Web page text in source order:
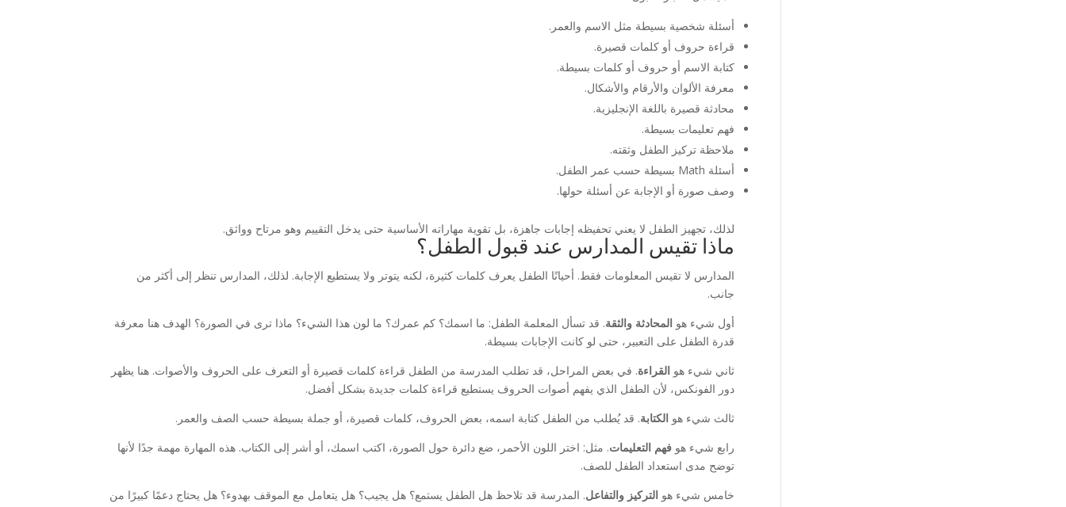
أسئلة شخصية بسيطة مثل الاسم والعمر.
قراءة حروف أو كلمات قصيرة.
كتابة الاسم أو حروف أو كلمات بسيطة.
معرفة الألوان والأرقام والأشكال.
محادثة قصيرة باللغة الإنجليزية.
فهم تعليمات بسيطة.
ملاحظة تركيز الطفل وثقته.
أسئلة Math بسيطة حسب عمر الطفل.
وصف صورة أو الإجابة عن أسئلة حولها.
لذلك، تجهيز الطفل لا يعني تحفيظه إجابات جاهزة، بل تقوية مهاراته الأساسية حتى يدخل التقييم وهو مرتاح وواثق.
ماذا تقيس المدارس عند قبول الطفل؟
المدارس لا تقيس المعلومات فقط. أحيانًا الطفل يعرف كلمات كثيرة، لكنه يتوتر ولا يستطيع الإجابة. لذلك، المدارس تنظر إلى أكثر من
جانب.
أول شيء هو المحادثة والثقة. قد تسأل المعلمة الطفل: ما اسمك؟ كم عمرك؟ ما لون هذا الشيء؟ ماذا ترى في الصورة؟ الهدف هنا معرفة
قدرة الطفل على التعبير، حتى لو كانت الإجابات بسيطة.
ثاني شيء هو القراءة. في بعض المراحل، قد تطلب المدرسة من الطفل قراءة كلمات قصيرة أو التعرف على الحروف والأصوات. هنا يظهر
دور الفونكس، لأن الطفل الذي يفهم أصوات الحروف يستطيع قراءة كلمات جديدة بشكل أفضل.
ثالث شيء هو الكتابة. قد يُطلب من الطفل كتابة اسمه، بعض الحروف، كلمات قصيرة، أو جملة بسيطة حسب الصف والعمر.
رابع شيء هو فهم التعليمات. مثل: اختر اللون الأحمر، ضع دائرة حول الصورة، اكتب اسمك، أو أشر إلى الكتاب. هذه المهارة مهمة جدًا لأنها
توضح مدى استعداد الطفل للصف.
خامس شيء هو التركيز والتفاعل. المدرسة قد تلاحظ هل الطفل يستمع؟ هل يجيب؟ هل يتعامل مع الموقف بهدوء؟ هل يحتاج دعمًا كبيرًا من